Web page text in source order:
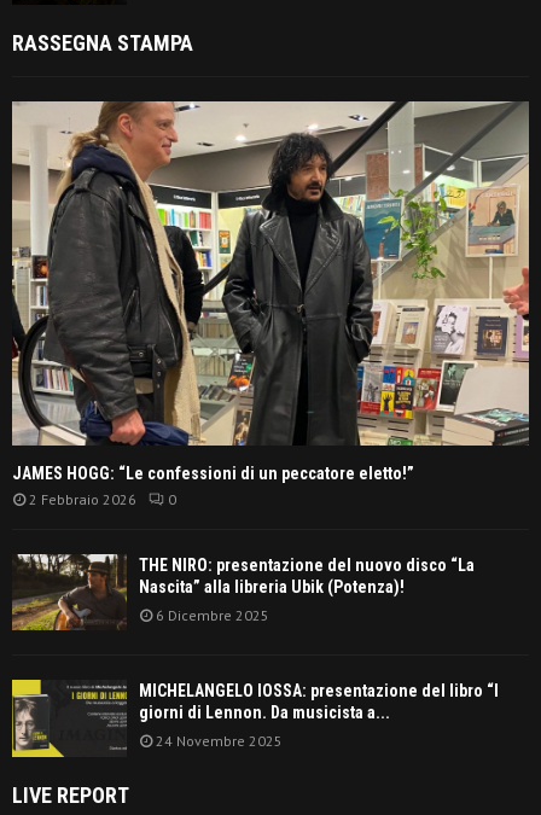
RASSEGNA STAMPA
JAMES HOGG: “Le confessioni di un peccatore eletto!”
2 Febbraio 2026 0
THE NIRO: presentazione del nuovo disco “La
Nascita” alla libreria Ubik (Potenza)!
6 Dicembre 2025
MICHELANGELO IOSSA: presentazione del libro “I
giorni di Lennon. Da musicista a...
24 Novembre 2025
LIVE REPORT